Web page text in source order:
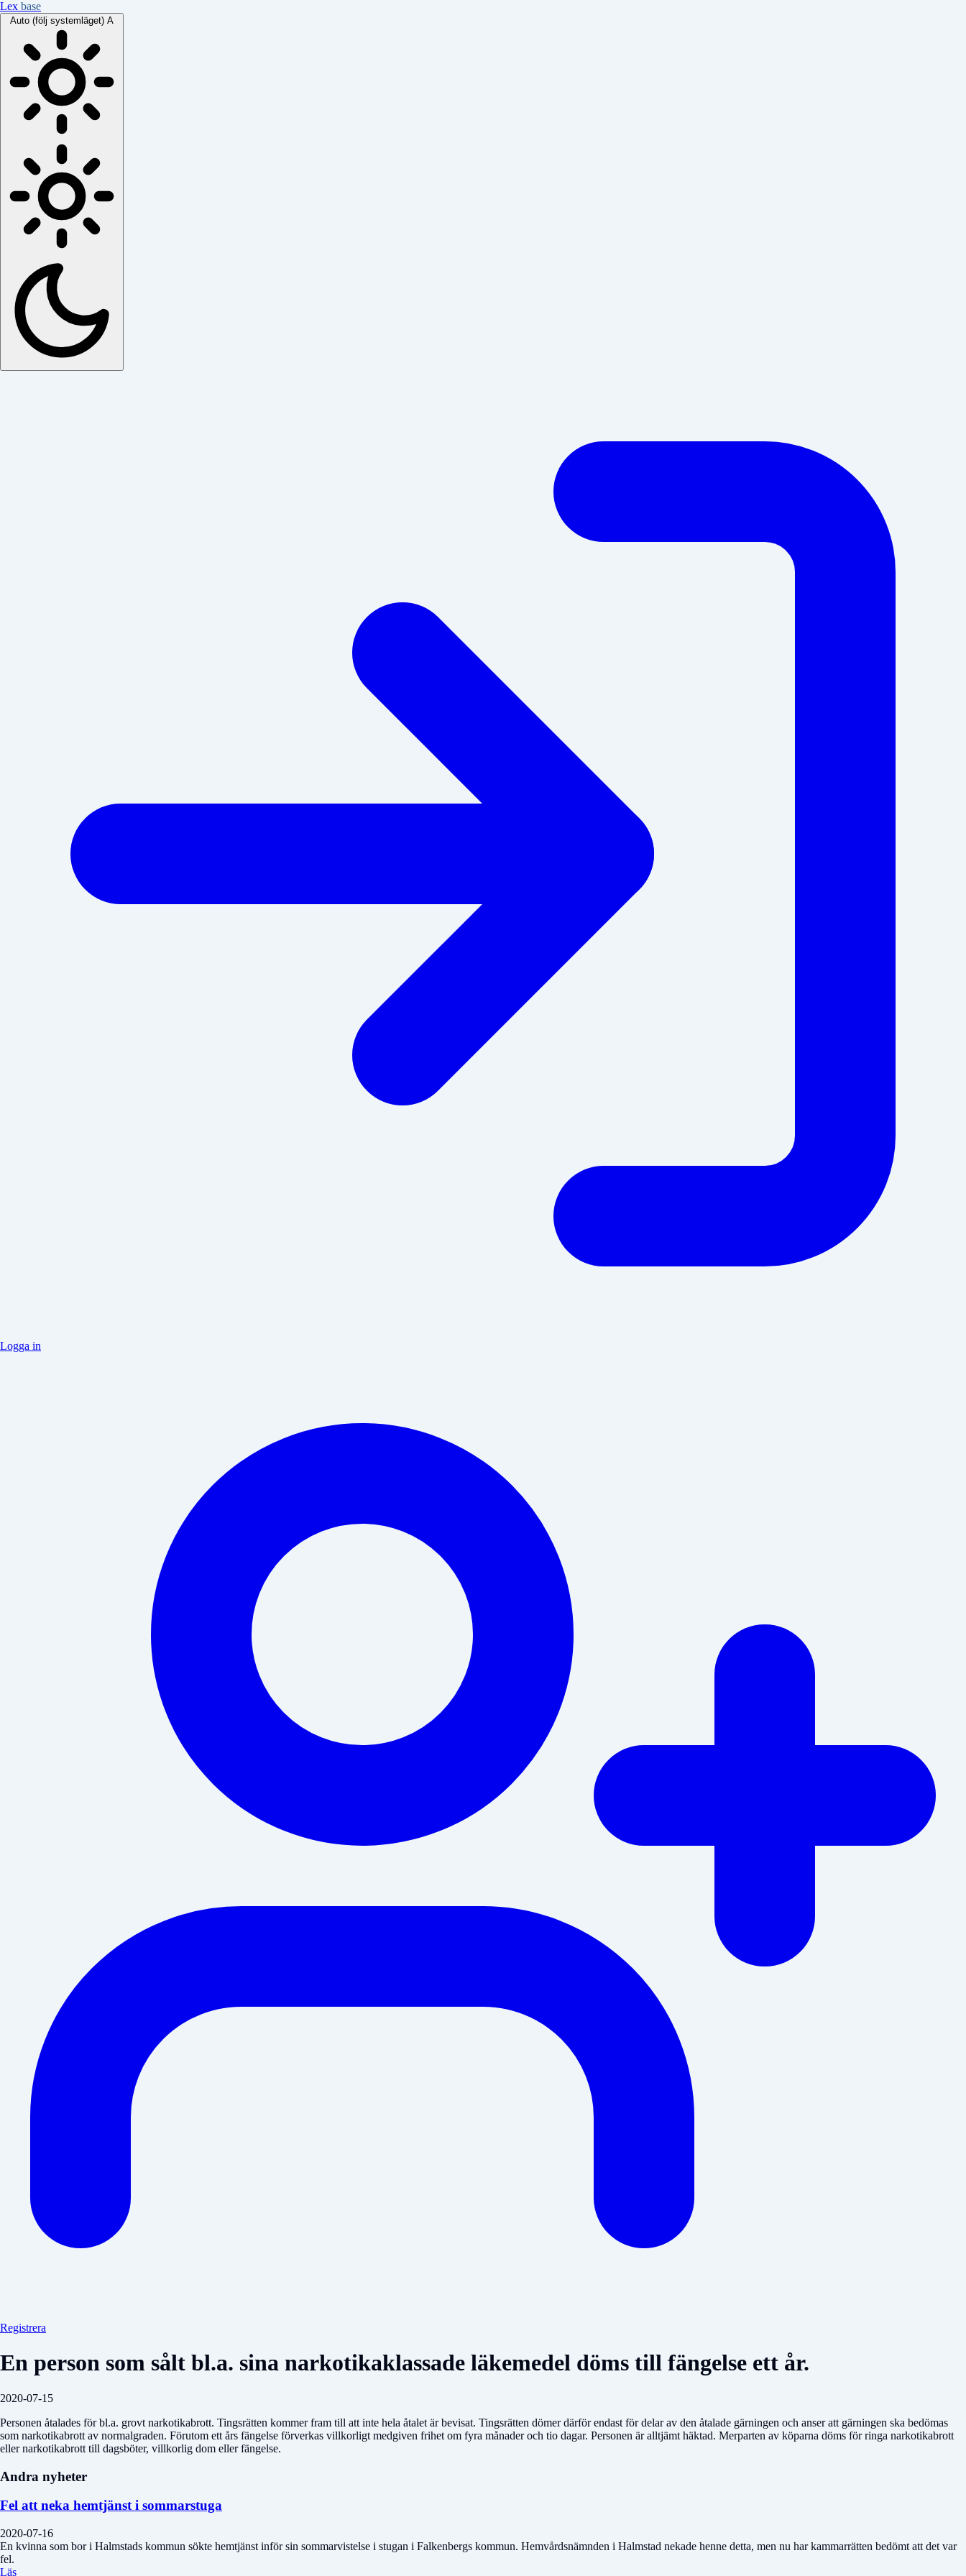
Lex base
Auto (följ systemläget) A
Logga in
Registrera
En person som sålt bl.a. sina narkotikaklassade läkemedel döms till fängelse ett år.
2020-07-15
Personen åtalades för bl.a. grovt narkotikabrott. Tingsrätten kommer fram till att inte hela åtalet är bevisat. Tingsrätten dömer därför endast för delar av den åtalade gärningen och anser att gärningen ska bedömas
som narkotikabrott av normalgraden. Förutom ett års fängelse förverkas villkorligt medgiven frihet om fyra månader och tio dagar. Personen är alltjämt häktad. Merparten av köparna döms för ringa narkotikabrott
eller narkotikabrott till dagsböter, villkorlig dom eller fängelse.
Andra nyheter
Fel att neka hemtjänst i sommarstuga
2020-07-16
En kvinna som bor i Halmstads kommun sökte hemtjänst inför sin sommarvistelse i stugan i Falkenbergs kommun. Hemvårdsnämnden i Halmstad nekade henne detta, men nu har kammarrätten bedömt att det var
fel.
Läs